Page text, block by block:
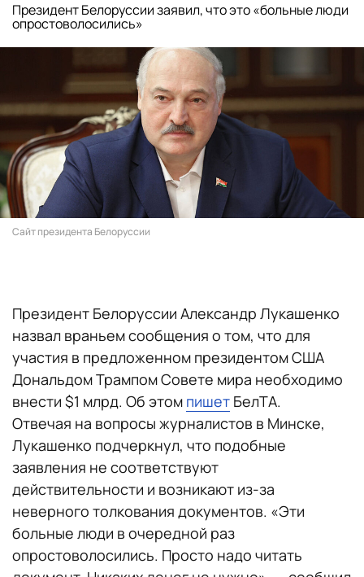
Президент Белоруссии заявил, что это «больные люди
опростоволосились»
Сайт президента Белоруссии
Президент Белоруссии Александр Лукашенко
назвал враньем сообщения о том, что для
участия в предложенном президентом США
Дональдом Трампом Совете мира необходимо
внести $1 млрд. Об этом пишет БелТА.
Отвечая на вопросы журналистов в Минске,
Лукашенко подчеркнул, что подобные
заявления не соответствуют
действительности и возникают из-за
неверного толкования документов. «Эти
больные люди в очередной раз
опростоволосились. Просто надо читать